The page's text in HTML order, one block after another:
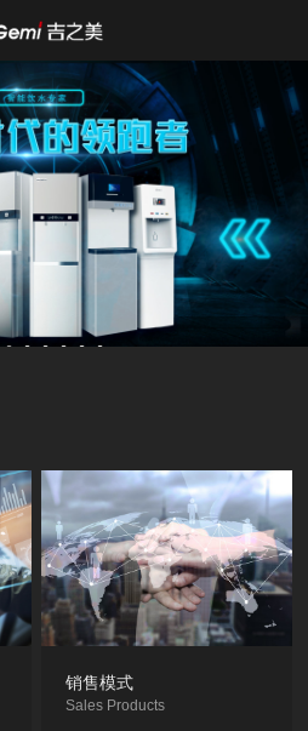
销售模式
Sales Products